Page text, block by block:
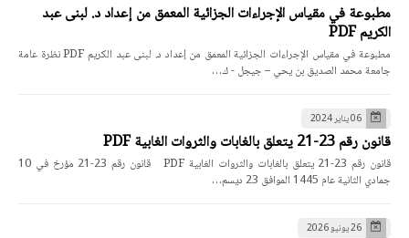
مطبوعة في مقياس الإجراءات الجزائية المعمق من إعداد د. لبنى عبد
الكريم PDF
مطبوعة في مقياس الإجراءات الجزائية المعمق من إعداد د. لبنى عبد الكريم PDF نظرة عامة
جامعة محمد الصديق بن يحي – جيجل - ك…
06 يناير 2024
قانون رقم 23-21 يتعلق بالغابات والثروات الغابية PDF
قانون رقم 23-21 يتعلق بالغابات والثروات الغابية PDF قانون رقم 23-21 مؤرخ في 10
جمادي الثانية عام 1445 الموافق 23 ديسم…
26 يونيو 2026